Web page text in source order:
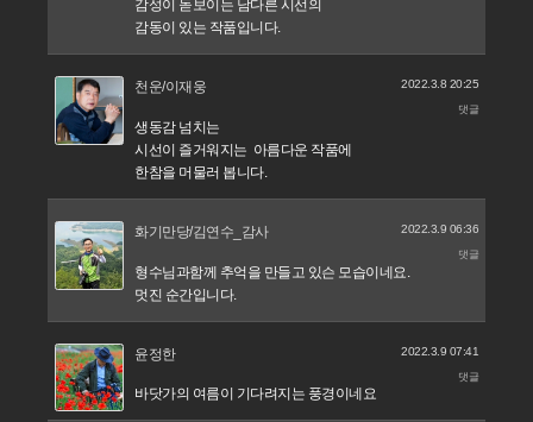
감성이 돋보이는 남다른 시선의
감동이 있는 작품입니다.
천운/이재웅 2022.3.8 20:25
댓글
생동감 넘치는
시선이 즐거워지는 아름다운 작품에
한참을 머물러 봅니다.
화기만당/김연수_감사 2022.3.9 06:36
댓글
형수님과함께 추억을 만들고 있슨 모습이네요.
멋진 순간입니다.
윤정한 2022.3.9 07:41
댓글
바닷가의 여름이 기다려지는 풍경이네요